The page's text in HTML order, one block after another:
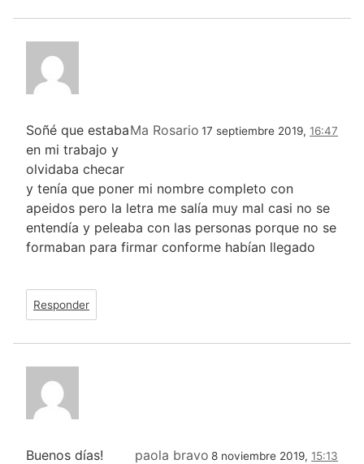
Ma Rosario 17 septiembre 2019, 16:47
Soñé que estaba
en mi trabajo y
olvidaba checar
y tenía que poner mi nombre completo con
apeidos pero la letra me salía muy mal casi no se
entendía y peleaba con las personas porque no se
formaban para firmar conforme habían llegado
Responder
paola bravo 8 noviembre 2019, 15:13
Buenos días!